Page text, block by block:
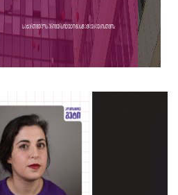
საქართველოს უნივერსიტეტი მასწავლებლებისთვის
იხილეთ მეტი